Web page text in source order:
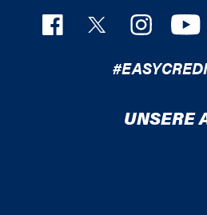
UNSERE